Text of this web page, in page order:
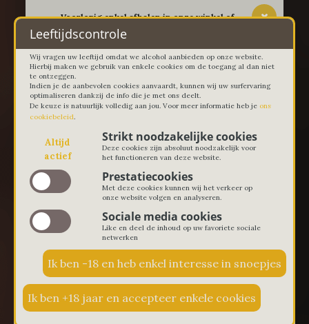
-- Voorlopig enkel afhalen in onze winkel of
thuislevering in Lievegem vanaf 100 euro --
0 € 0,00
Leeftijdscontrole
Wij vragen uw leeftijd omdat we alcohol aanbieden op onze website.
Hierbij maken we gebruik van enkele cookies om de toegang al dan niet
te ontzeggen.
Indien je de aanbevolen cookies aanvaardt, kunnen wij uw surfervaring
optimaliseren dankzij de info die je met ons deelt.
De keuze is natuurlijk volledig aan jou. Voor meer informatie heb je ons
cookiebeleid.
Altijd
actief
Strikt noodzakelijke cookies
Deze cookies zijn absoluut noodzakelijk voor
het functioneren van deze website.
Prestatiecookies
Met deze cookies kunnen wij het verkeer op
onze website volgen en analyseren.
Sociale media cookies
Like en deel de inhoud op uw favoriete sociale
netwerken